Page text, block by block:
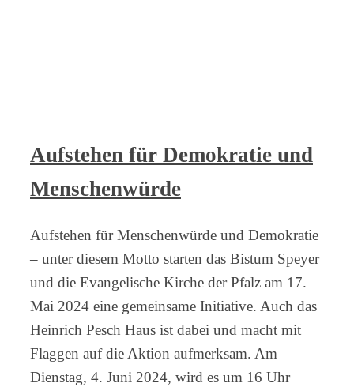
Aufstehen für Demokratie und
Menschenwürde
Aufstehen für Menschenwürde und Demokratie
– unter diesem Motto starten das Bistum Speyer
und die Evangelische Kirche der Pfalz am 17.
Mai 2024 eine gemeinsame Initiative. Auch das
Heinrich Pesch Haus ist dabei und macht mit
Flaggen auf die Aktion aufmerksam. Am
Dienstag, 4. Juni 2024, wird es um 16 Uhr